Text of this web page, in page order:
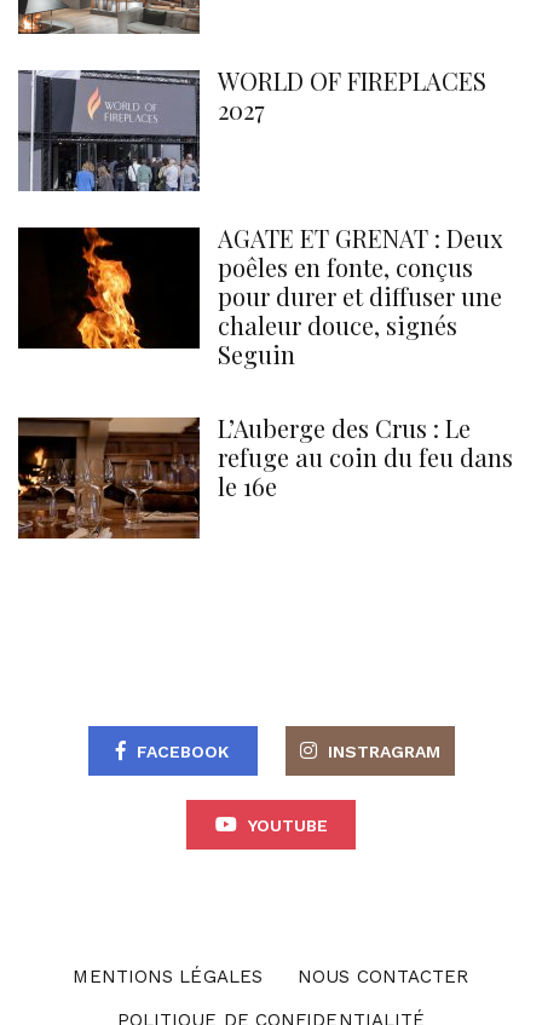
WORLD OF FIREPLACES
2027
AGATE ET GRENAT : Deux
poêles en fonte, conçus
pour durer et diffuser une
chaleur douce, signés
Seguin
L’Auberge des Crus : Le
refuge au coin du feu dans
le 16e
FACEBOOK INSTRAGRAM
YOUTUBE
MENTIONS LÉGALES
NOUS CONTACTER
POLITIQUE DE CONFIDENTIALITÉ